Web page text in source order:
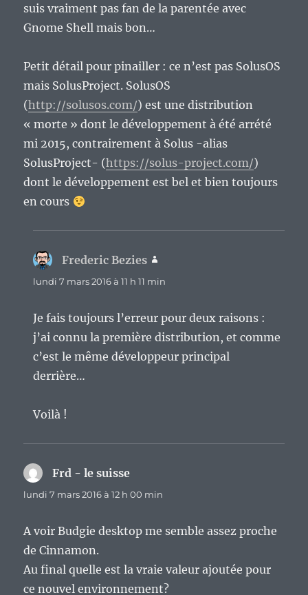
suis vraiment pas fan de la parentée avec
Gnome Shell mais bon…
Petit détail pour pinailler : ce n’est pas SolusOS
mais SolusProject. SolusOS
(http://solusos.com/) est une distribution
« morte » dont le développement à été arrété
mi 2015, contrairement à Solus -alias
SolusProject- (https://solus-project.com/)
dont le développement est bel et bien toujours
en cours
Frederic Bezies
lundi 7 mars 2016 à 11 h 11 min
Je fais toujours l’erreur pour deux raisons :
j’ai connu la première distribution, et comme
c’est le même développeur principal
derrière…
Voilà !
Frd - le suisse
lundi 7 mars 2016 à 12 h 00 min
A voir Budgie desktop me semble assez proche
de Cinnamon.
Au final quelle est la vraie valeur ajoutée pour
ce nouvel environnement?